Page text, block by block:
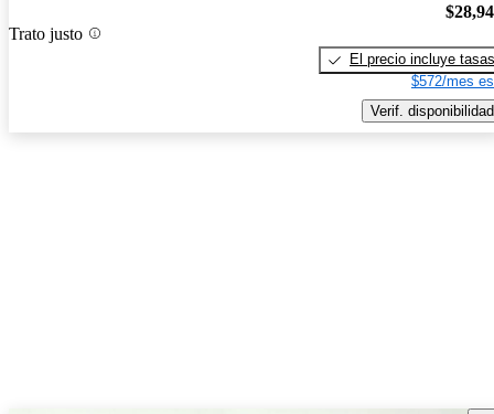
Trato justo
El precio incluye tasas
$572/mes
Verif. disponibilidad